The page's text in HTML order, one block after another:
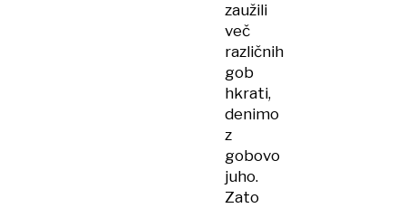
zaužili
več
različnih
gob
hkrati,
denimo
z
gobovo
juho.
Zato